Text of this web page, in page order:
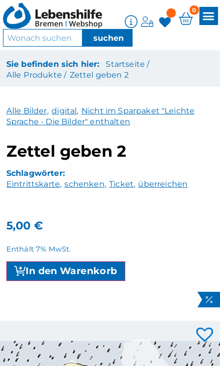
0
Sie befinden sich hier:
Startseite /
Alle Produkte / Zettel geben 2
Alle Bilder, digital, Nicht im Sparpaket "Leichte
Sprache - Die Bilder" enthalten
Zettel geben 2
Eintrittskarte schenken Ticket überreichen
5,00 €
Enthält 7% MwSt.
In den Warenkorb